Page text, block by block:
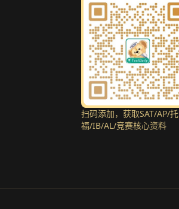
扫码添加，获取SAT/AP/托
福/IB/AL/竞赛核心资料